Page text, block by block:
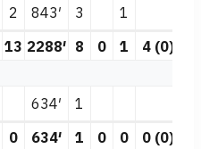
2 843′ 3
1
13 2288′ 8 0 1 4 (0)
634′
1
0 634′ 1 0 0 0 (0)